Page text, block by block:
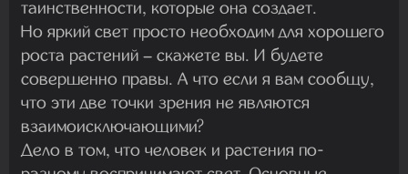
таинственности, которые она создает.
Но яркий свет просто необходим для хорошего
роста растений – скажете вы. И будете
совершенно правы. А что если я вам сообщу,
что эти две точки зрения не являются
взаимоисключающими?
Дело в том, что человек и растения по-